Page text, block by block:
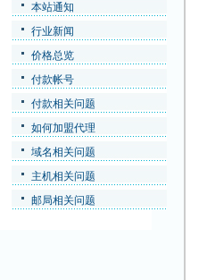
本站通知
行业新闻
价格总览
付款帐号
付款相关问题
如何加盟代理
域名相关问题
主机相关问题
邮局相关问题